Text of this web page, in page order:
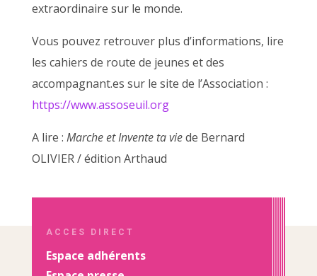
extraordinaire sur le monde.
Vous pouvez retrouver plus d’informations, lire
les cahiers de route de jeunes et des
accompagnant.es sur le site de l’Association :
https://www.assoseuil.org
A lire : Marche et Invente ta viede Bernard
OLIVIER / édition Arthaud
ACCES DIRECT
Espace adhérents